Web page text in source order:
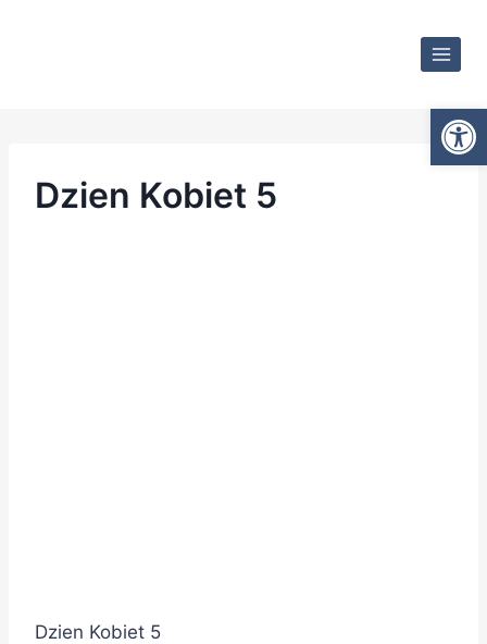
Dzien Kobiet 5
Dzien Kobiet 5